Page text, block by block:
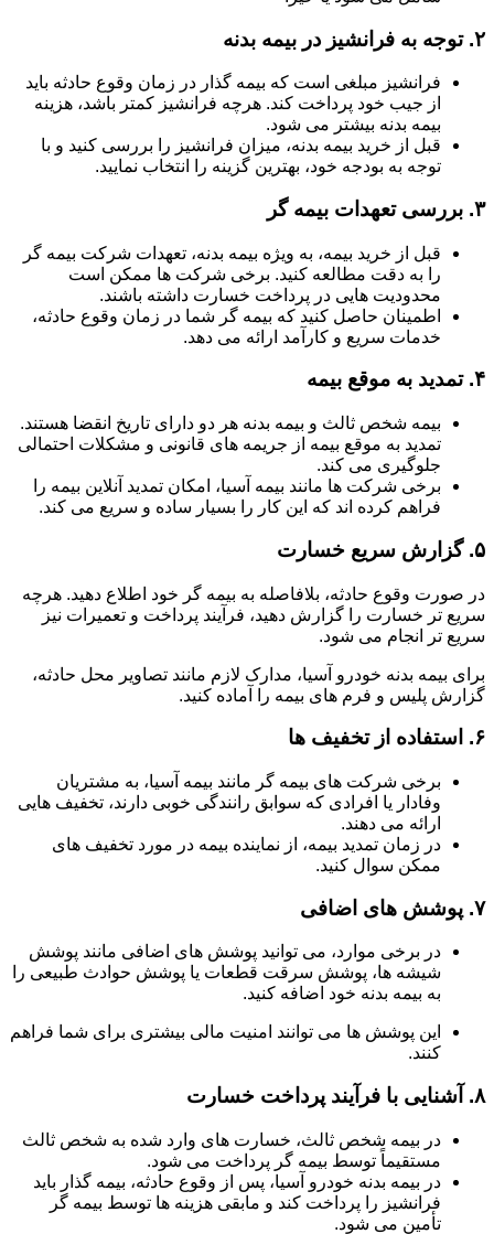
۲. توجه به فرانشیز در بیمه بدنه
فرانشیز مبلغی است که بیمه گذار در زمان وقوع حادثه باید
از جیب خود پرداخت کند. هرچه فرانشیز کمتر باشد، هزینه
بیمه بدنه بیشتر می شود.
قبل از خرید بیمه بدنه، میزان فرانشیز را بررسی کنید و با
توجه به بودجه خود، بهترین گزینه را انتخاب نمایید.
۳. بررسی تعهدات بیمه گر
قبل از خرید بیمه، به ویژه بیمه بدنه، تعهدات شرکت بیمه گر
را به دقت مطالعه کنید. برخی شرکت ها ممکن است
محدودیت هایی در پرداخت خسارت داشته باشند.
اطمینان حاصل کنید که بیمه گر شما در زمان وقوع حادثه،
خدمات سریع و کارآمد ارائه می دهد.
۴. تمدید به موقع بیمه
بیمه شخص ثالث و بیمه بدنه هر دو دارای تاریخ انقضا هستند.
تمدید به موقع بیمه از جریمه های قانونی و مشکلات احتمالی
جلوگیری می کند.
برخی شرکت ها مانند بیمه آسیا، امکان تمدید آنلاین بیمه را
فراهم کرده اند که این کار را بسیار ساده و سریع می کند.
۵. گزارش سریع خسارت
در صورت وقوع حادثه، بلافاصله به بیمه گر خود اطلاع دهید. هرچه
سریع تر خسارت را گزارش دهید، فرآیند پرداخت و تعمیرات نیز
سریع تر انجام می شود.
برای بیمه بدنه خودرو آسیا، مدارک لازم مانند تصاویر محل حادثه،
گزارش پلیس و فرم های بیمه را آماده کنید.
۶. استفاده از تخفیف ها
برخی شرکت های بیمه گر مانند بیمه آسیا، به مشتریان
وفادار یا افرادی که سوابق رانندگی خوبی دارند، تخفیف هایی
ارائه می دهند.
در زمان تمدید بیمه، از نماینده بیمه در مورد تخفیف های
ممکن سوال کنید.
۷. پوشش های اضافی
در برخی موارد، می توانید پوشش های اضافی مانند پوشش
شیشه ها، پوشش سرقت قطعات یا پوشش حوادث طبیعی را
به بیمه بدنه خود اضافه کنید.
این پوشش ها می توانند امنیت مالی بیشتری برای شما فراهم
کنند.
۸. آشنایی با فرآیند پرداخت خسارت
در بیمه شخص ثالث، خسارت های وارد شده به شخص ثالث
مستقیماً توسط بیمه گر پرداخت می شود.
در بیمه بدنه خودرو آسیا، پس از وقوع حادثه، بیمه گذار باید
فرانشیز را پرداخت کند و مابقی هزینه ها توسط بیمه گر
تأمین می شود.